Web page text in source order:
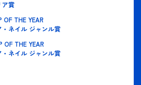
ア賞
OF THE YEAR
ネイル ジャンル賞
OF THE YEAR
ネイル ジャンル賞